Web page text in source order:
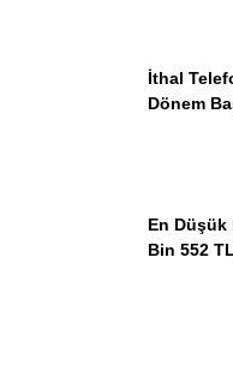
İthal
Dönem
En Düşük
Bin 552